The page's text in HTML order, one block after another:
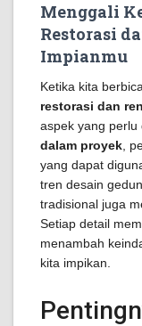
Menggali
Restorasi
Impianmu
Ketika kita
restorasi dan
aspek yang
dalam proyek ,
yang dapat
tren desain
tradisional juga
Setiap detail
menambah
kita impikan.